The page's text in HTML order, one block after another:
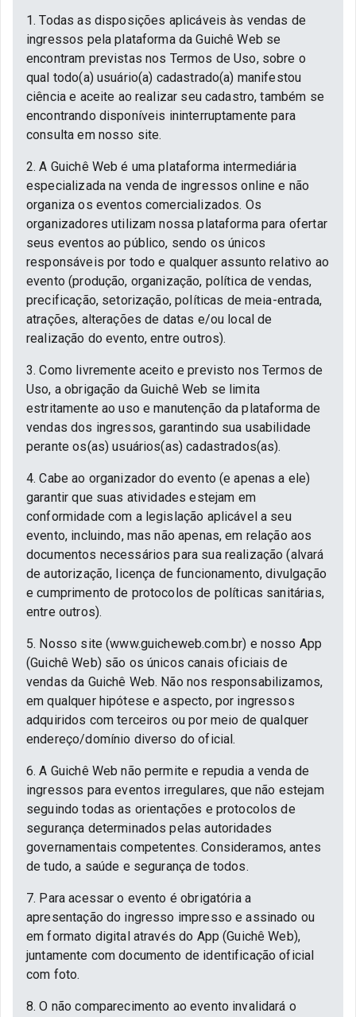
1. Todas as disposições aplicáveis às vendas de
ingressos pela plataforma da Guichê Web se
encontram previstas nos Termos de Uso, sobre o
qual todo(a) usuário(a) cadastrado(a) manifestou
ciência e aceite ao realizar seu cadastro, também se
encontrando disponíveis ininterruptamente para
consulta em nosso site.
2. A Guichê Web é uma plataforma intermediária
especializada na venda de ingressos online e não
organiza os eventos comercializados. Os
organizadores utilizam nossa plataforma para ofertar
seus eventos ao público, sendo os únicos
responsáveis por todo e qualquer assunto relativo ao
evento (produção, organização, política de vendas,
precificação, setorização, políticas de meia-entrada,
atrações, alterações de datas e/ou local de
realização do evento, entre outros).
3. Como livremente aceito e previsto nos Termos de
Uso, a obrigação da Guichê Web se limita
estritamente ao uso e manutenção da plataforma de
vendas dos ingressos, garantindo sua usabilidade
perante os(as) usuários(as) cadastrados(as).
4. Cabe ao organizador do evento (e apenas a ele)
garantir que suas atividades estejam em
conformidade com a legislação aplicável a seu
evento, incluindo, mas não apenas, em relação aos
documentos necessários para sua realização (alvará
de autorização, licença de funcionamento, divulgação
e cumprimento de protocolos de políticas sanitárias,
entre outros).
5. Nosso site (www.guicheweb.com.br) e nosso App
(Guichê Web) são os únicos canais oficiais de
vendas da Guichê Web. Não nos responsabilizamos,
em qualquer hipótese e aspecto, por ingressos
adquiridos com terceiros ou por meio de qualquer
endereço/domínio diverso do oficial.
6. A Guichê Web não permite e repudia a venda de
ingressos para eventos irregulares, que não estejam
seguindo todas as orientações e protocolos de
segurança determinados pelas autoridades
governamentais competentes. Consideramos, antes
de tudo, a saúde e segurança de todos.
7. Para acessar o evento é obrigatória a
apresentação do ingresso impresso e assinado ou
em formato digital através do App (Guichê Web),
juntamente com documento de identificação oficial
com foto.
8. O não comparecimento ao evento invalidará o